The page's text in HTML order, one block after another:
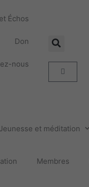
Échos
Don
nous
Panier
Jeunesse et méditation
Membres